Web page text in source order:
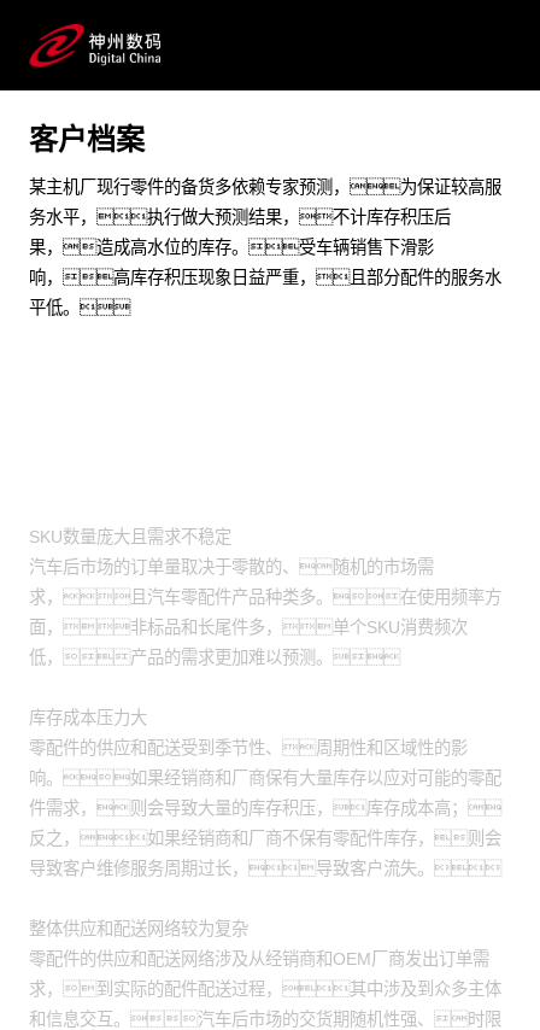
推动汽车后市场供应链优化升级
客户档案
某主机厂现行零件的备货多依赖专家预测，为保证较高服
务水平，执行做大预测结果，不计库存积压后
果，造成高水位的库存。受车辆销售下滑影
响，高库存积压现象日益严重，且部分配件的服务水
平低。
SKU数量庞大且需求不稳定
汽车后市场的订单量取决于零散的、随机的市场需
求，且汽车零配件产品种类多。在使用频率方
面，非标品和长尾件多，单个SKU消费频次
低，产品的需求更加难以预测。
库存成本压力大
零配件的供应和配送受到季节性、周期性和区域性的影
响。如果经销商和厂商保有大量库存以应对可能的零配
件需求，则会导致大量的库存积压，库存成本高；
反之，如果经销商和厂商不保有零配件库存，则会
导致客户维修服务周期过长，导致客户流失。
整体供应和配送网络较为复杂
零配件的供应和配送网络涉及从经销商和OEM厂商发出订单需
求，到实际的配件配送过程，其中涉及到众多主体
和信息交互。汽车后市场的交货期随机性强、时限